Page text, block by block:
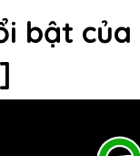
bật của